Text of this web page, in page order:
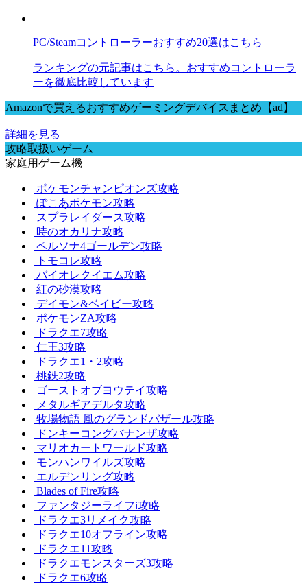
PC/Steamコントローラーおすすめ20選はこちら
ランキングの元記事はこちら。おすすめコントローラ
ーを徹底比較しています
Amazonで買えるおすすめゲーミングデバイスまとめ【ad】
詳細を見る
攻略取扱いゲーム
家庭用ゲーム機
ポケモンチャンピオンズ攻略
ぽこあポケモン攻略
スプラレイダース攻略
時のオカリナ攻略
ペルソナ4ゴールデン攻略
トモコレ攻略
バイオレクイエム攻略
紅の砂漠攻略
デイモン&ベイビー攻略
ポケモンZA攻略
ドラクエ7攻略
仁王3攻略
ドラクエ1・2攻略
桃鉄2攻略
ゴーストオブヨウテイ攻略
メタルギアデルタ攻略
牧場物語 風のグランドバザール攻略
ドンキーコングバナンザ攻略
マリオカートワールド攻略
モンハンワイルズ攻略
エルデンリング攻略
Blades of Fire攻略
ファンタジーライフi攻略
ドラクエ3リメイク攻略
ドラクエ10オフライン攻略
ドラクエ11攻略
ドラクエモンスターズ3攻略
ドラクエ6攻略